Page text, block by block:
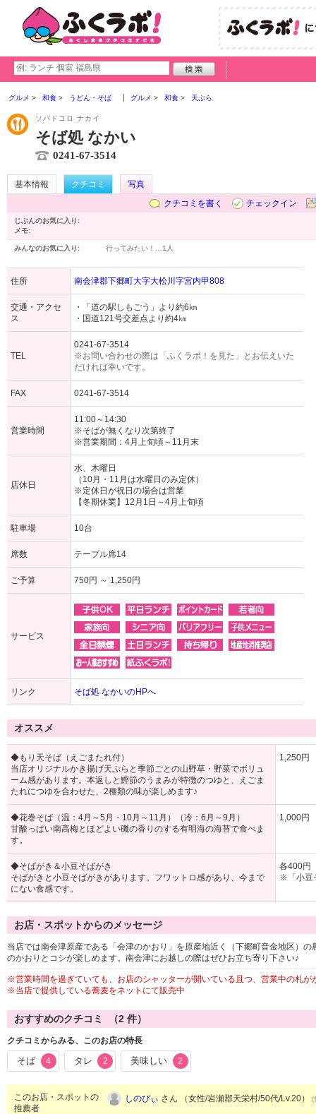
グルメ 和食 うどん・そば グルメ 和食 天ぷら
ソバドコロ ナカイ
そば処 なかい
0241-67-3514
基本情報 クチコミ
写真
クチコミを書く
チェックイン
じぶんのお気に入り:
メモ:
みんなのお気に入り: 行ってみたい！… 1人
住所 南会津郡下郷町大字大松川字宮内甲808
交通・アクセ
ス
・「道の駅しもごう」より約6㎞
・国道121号交差点より約4㎞
TEL
0241-67-3514
※お問い合わせの際は「ふくラボ！を見た」とお伝えいた
だければ幸いです。
FAX 0241-67-3514
営業時間
11:00～14:30
※そばが無くなり次第終了
※営業期間：4月上旬頃～11月末
店休日
水、木曜日
（10月・11月は水曜日のみ定休）
※定休日が祝日の場合は営業
【冬期休業】12月1日～4月上旬頃
駐車場 10台
席数 テーブル席14
ご予算 750円 ～ 1,250円
サービス
リンク そば処 なかいのHPへ
オススメ
◆もり天そば（えごまたれ付）
当店オリジナルかき揚げ天ぷらと季節ごとの山野草・野菜でボリュ
ーム感があります。本返しと鰹節のうまみが特徴のつゆと、えごま
たれにつゆを合わせた、2種類の味が楽しめます♪
1,250円
◆花巻そば（温：4月～5月・10月～11月）（冷：6月～9月）
甘酸っぱい南高梅とほどよい磯の香りのする有明海の海苔で食べま
す。
1,000円
◆そばがき＆小豆そばがき
そばがきと小豆そばがきがあります。フワットロ感があり、今まで
にない食感です。
各400円
※「小豆
お店・スポットからのメッセージ
当店では南会津原産である「会津のかおり」を原産地近く（下郷町音金地区）
のかおりとコシが楽しめます。南会津にお越しの際はぜひお立ち寄り下さい♪
※営業時間を過ぎていても、お店のシャッターが開いている且つ、営業中の札が
※当店で提供している蕎麦をネットにて販売中
おすすめのクチコミ （2 件）
クチコミからみる、このお店の特長
そば 4 タレ 2 美味しい 2
このお店・スポットの
推薦者
しのぴぃ さん （女性/岩瀬郡天栄村/50代/Lv.20） (